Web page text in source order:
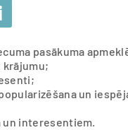
pasākuma
krājumu;
un
un interesentiem.